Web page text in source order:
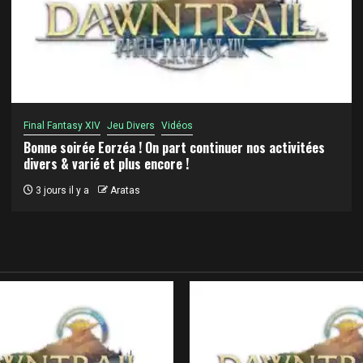
Final Fantasy XIV Jeu Divers Vidéos
Bonne soirée Eorzéa ! On part continuer nos activitées
divers & varié et plus encore !
3 jours il y a Aratas